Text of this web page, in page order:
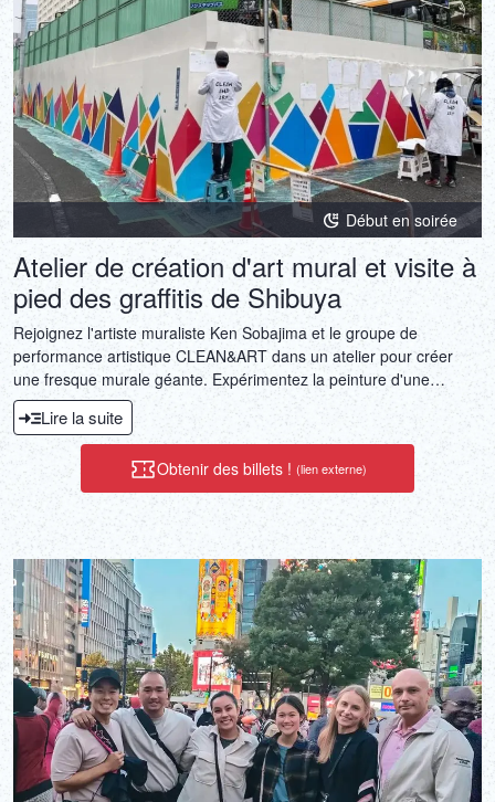
Début en soirée
Atelier de création d'art mural et visite à
pied des graffitis de Shibuya
Rejoignez l'artiste muraliste Ken Sobajima et le groupe de
performance artistique CLEAN&ART dans un atelier pour créer
une fresque murale géante. Expérimentez la peinture d'une
fresque phosphorescente à l'aide de peinture luminescente. Les
débutants peuvent également profiter d'une expérience artistique
engageante.
Lire la suite
Obtenir des billets ! (lien externe)